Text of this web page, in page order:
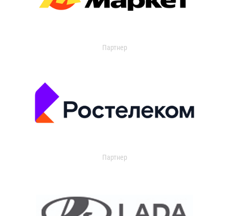
Партнер
Партнер